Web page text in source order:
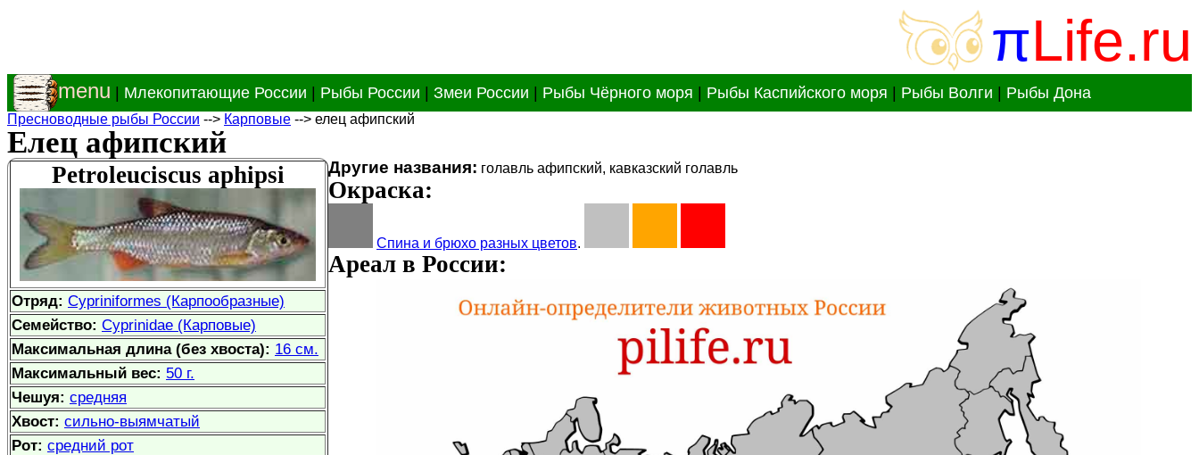
πLife.ru
menu Млекопитающие России Рыбы России Змеи России Рыбы Чёрного моря Рыбы Каспийского моря Рыбы Волги Рыбы Дона
Пресноводные рыбы России --> Карповые --> елец афипский
Елец афипский
Другие названия: голавль афипский, кавказский голавль
Petroleuciscus aphipsi
Отряд: Cypriniformes (Карпообразные)
Семейство: Cyprinidae (Карповые)
Максимальная длина (без хвоста): 16 см.
Максимальный вес: 50 г.
Чешуя: средняя
Хвост: сильно-выямчатый
Рот: средний рот
Окраска:
Спина и брюхо разных цветов.
Ареал в России: